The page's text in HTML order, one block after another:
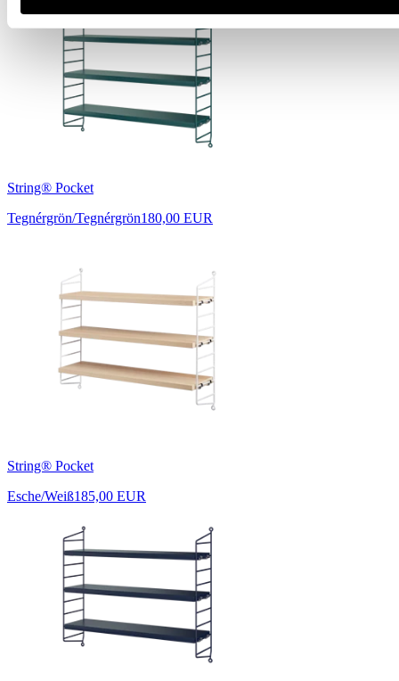
String® Pocket
Tegnérgrön/Tegnérgrön180,00 EUR
String® Pocket
Esche/Weiß185,00 EUR